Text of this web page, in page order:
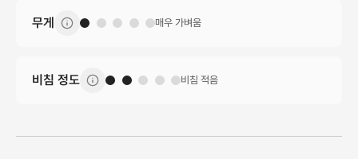
무게 매우 가벼움
비침 정도 비침 적음